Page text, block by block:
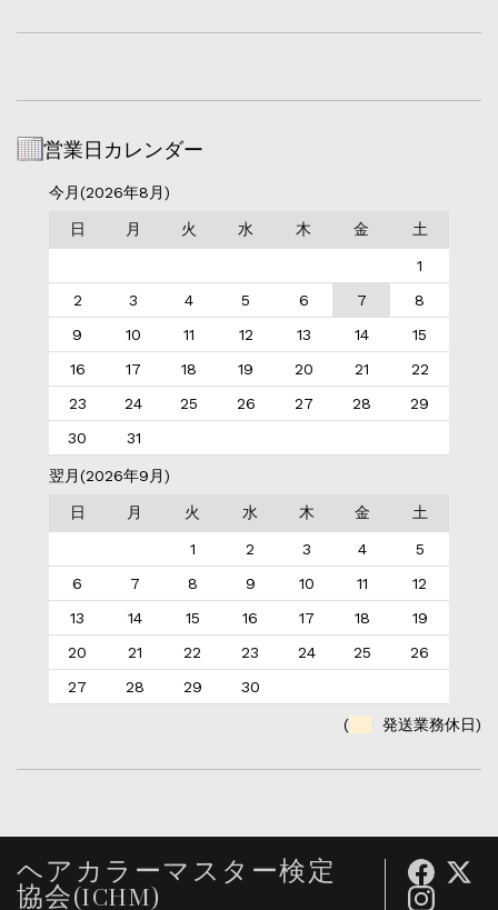
営業日カレンダー
今月(2026年8月)
日 月 火 水 木 金 土
1
2
3 4 5 6 7
8
9
10 11 12 13 14
15
16
17 18 19 20 21
22
23
24 25 26 27 28
29
30
31
翌月(2026年9月)
日 月 火 水 木 金 土
1 2 3 4
5
6
7 8 9 10 11
12
13
14 15 16 17 18
19
20
21 22 23 24 25
26
27
28 29 30
( 発送業務休日)
ヘアカラーマスター検定
協会(ICHM)